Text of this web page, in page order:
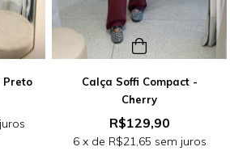
Preto
Calça Soffi Compact -
Cherry
R$129,90
6 x de R$21,65 sem juros